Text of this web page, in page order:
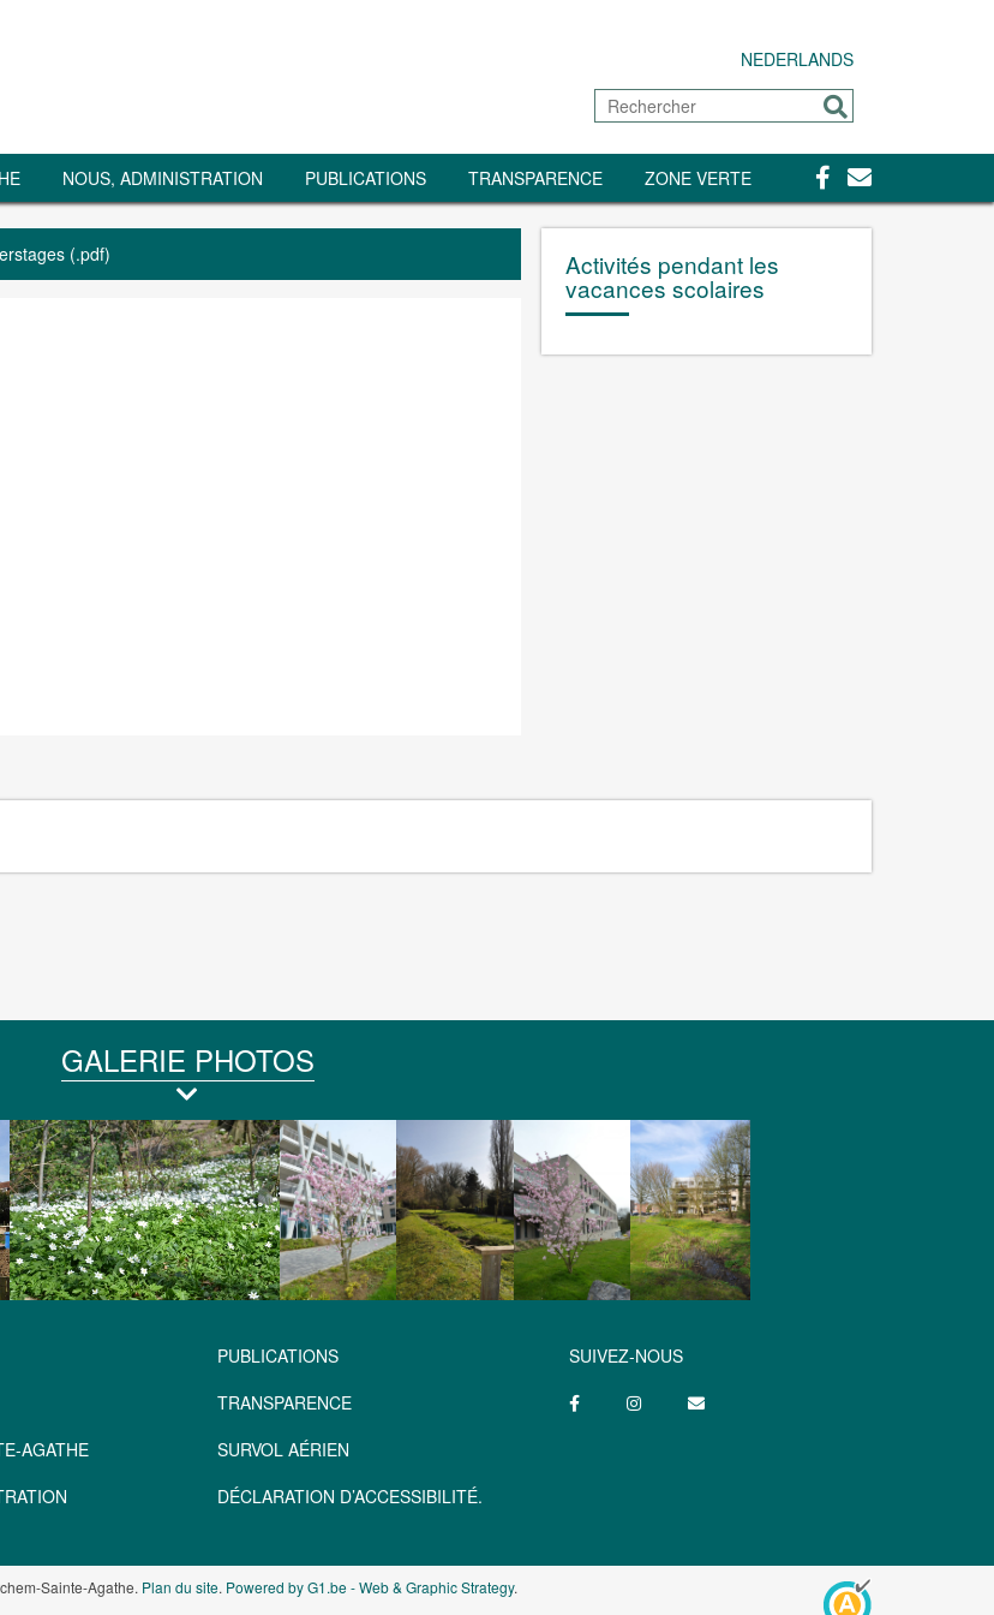
NEDERLANDS
Rechercher
Envoyer
NOUS, ADMINISTRATION PUBLICATIONS TRANSPARENCE ZONE VERTE Facebook
Contact
(.pdf) Activités pendant les
vacances scolaires
GALERIE PHOTOS
AGATHE
PUBLICATIONS
TRANSPARENCE
SURVOL AÉRIEN
DÉCLARATION D’ACCESSIBILITÉ.
SUIVEZ-NOUS
Sainte-Agathe. Plan du site. Powered by G1.be - Web & Graphic Strategy.